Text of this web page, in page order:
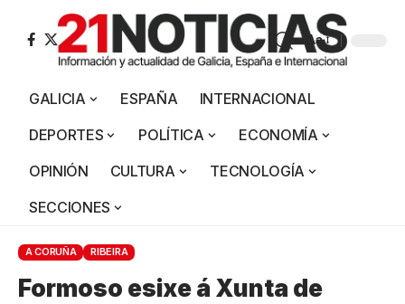
Aa
GALICIA ESPAÑA
INTERNACIONAL
DEPORTES
POLÍTICA
ECONOMÍA
OPINIÓN
CULTURA
TECNOLOGÍA
SECCIONES
A CORUÑA RIBEIRA
Formoso esixe á Xunta de